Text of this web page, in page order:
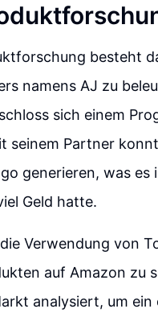
besteht
namens AJ zu
sich einem
seinem Partner
generieren, was
Geld hatte.
Verwendung von
auf Amazon zu
analysiert, um